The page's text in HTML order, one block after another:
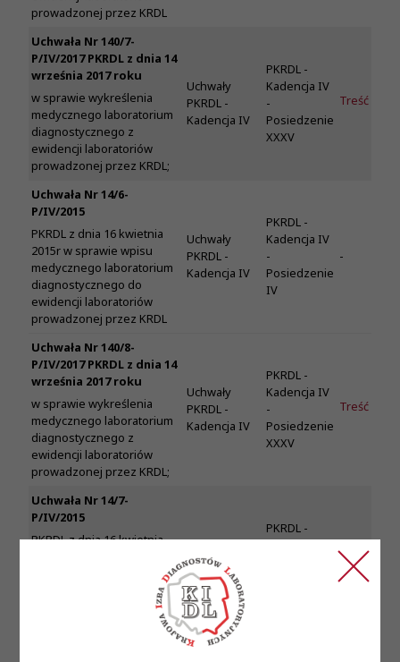
prowadzonej przez KRDL
Uchwała Nr 140/7-
P/IV/2017 PKRDL z dnia 14
września 2017 roku
w sprawie wykreślenia
medycznego laboratorium
diagnostycznego z
ewidencji laboratoriów
prowadzonej przez KRDL;
Uchwały
PKRDL -
Kadencja IV
PKRDL -
Kadencja IV
-
Posiedzenie
XXXV
Treść
Uchwała Nr 14/6-
P/IV/2015
PKRDL z dnia 16 kwietnia
2015r w sprawie wpisu
medycznego laboratorium
diagnostycznego do
ewidencji laboratoriów
prowadzonej przez KRDL
Uchwały
PKRDL -
Kadencja IV
PKRDL -
Kadencja IV
-
Posiedzenie
IV
-
Uchwała Nr 140/8-
P/IV/2017 PKRDL z dnia 14
września 2017 roku
w sprawie wykreślenia
medycznego laboratorium
diagnostycznego z
ewidencji laboratoriów
prowadzonej przez KRDL;
Uchwały
PKRDL -
Kadencja IV
PKRDL -
Kadencja IV
-
Posiedzenie
XXXV
Treść
Uchwała Nr 14/7-
P/IV/2015
PKRDL z dnia 16 kwietnia
medycznego laboratorium
prowadzonej przez KRDL
Uchwały
PKRDL -
Kadencja IV
PKRDL -
Kadencja IV
-